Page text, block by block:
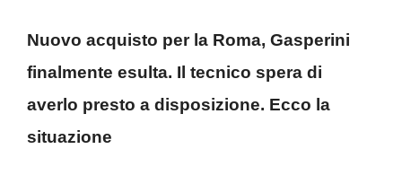
Nuovo acquisto per la Roma, Gasperini
finalmente esulta. Il tecnico spera di
averlo presto a disposizione. Ecco la
situazione